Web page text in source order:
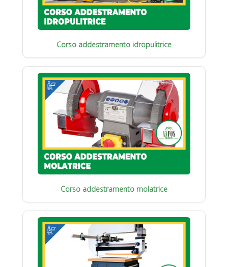
Corso addestramento idropulitrice
Corso addestramento molatrice